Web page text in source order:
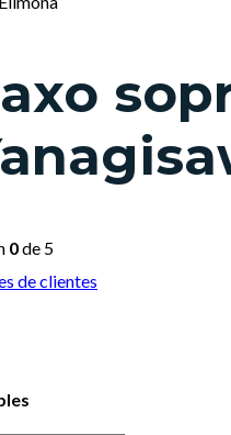
0de 5
de clientes